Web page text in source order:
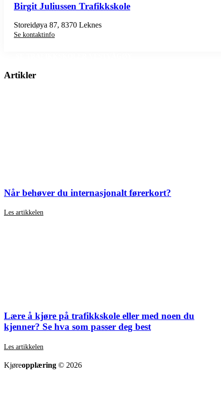
Birgit Juliussen Trafikkskole
Storeidøya 87, 8370 Leknes
Se kontaktinfo
Artikler
Når behøver du internasjonalt førerkort?
Les artikkelen
Lære å kjøre på trafikkskole eller med noen du
kjenner? Se hva som passer deg best
Les artikkelen
Kjøreopplæring © 2026